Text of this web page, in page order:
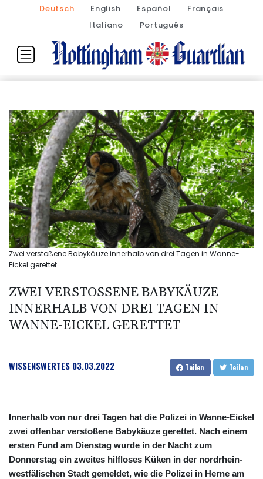
Deutsch English Español
Français
Italiano
Português
Zwei verstoßene Babykäuze innerhalb von drei Tagen in Wanne-
Eickel gerettet
ZWEI VERSTOSSENE BABYKÄUZE I
NNERHALB VON DREI TAGEN IN W
ANNE-EICKEL GERETTET
WISSENSWERTES 03.03.2022 Teilen Teilen
Innerhalb von nur drei Tagen hat die Polizei in Wanne-Eickel
zwei offenbar verstoßene Babykäuze gerettet. Nach einem
ersten Fund am Dienstag wurde in der Nacht zum
Donnerstag ein zweites hilfloses Küken in der nordrhein-
westfälischen Stadt gemeldet, wie die Polizei in Herne am